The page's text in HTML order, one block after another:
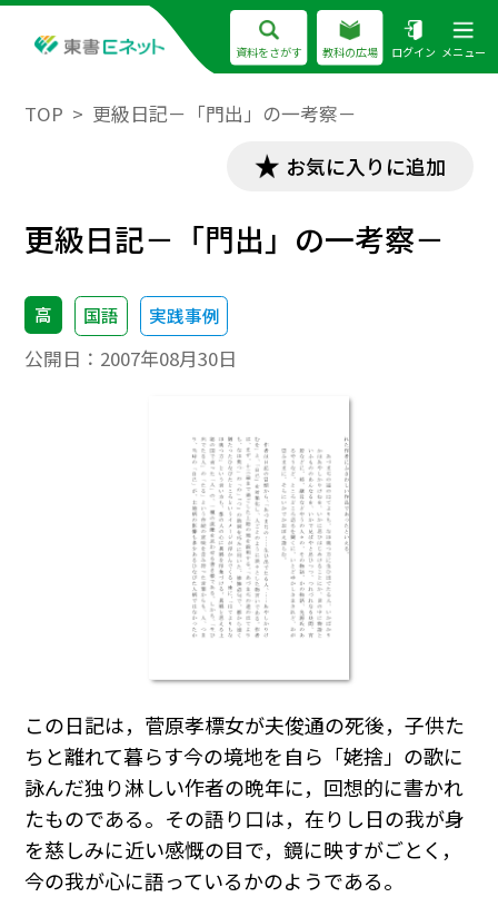
資料をさがす 教科の広場 ログイン メニュー
TOP 更級日記－「門出」の一考察－
お気に入りに追加
更級日記－「門出」の一考察－
高 国語 実践事例
公開日： 2007年08月30日
この日記は，菅原孝標女が夫俊通の死後，子供た
ちと離れて暮らす今の境地を自ら「姥捨」の歌に
詠んだ独り淋しい作者の晩年に，回想的に書かれ
たものである。その語り口は，在りし日の我が身
を慈しみに近い感慨の目で，鏡に映すがごとく，
今の我が心に語っているかのようである。